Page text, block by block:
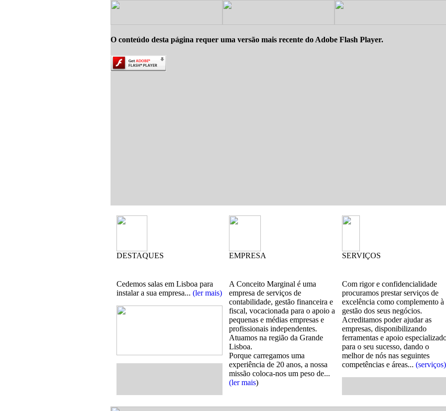
O conteúdo desta página requer uma versão mais recente do Adobe Flash Player.
DESTAQUES EMPRESA SERVIÇOS
Cedemos salas em Lisboa para
instalar a sua empresa... (ler mais)
A Conceito Marginal é uma
empresa de serviços de
contabilidade, gestão financeira e
fiscal, vocacionada para o apoio a
pequenas e médias empresas e
profissionais independentes.
Atuamos na região da Grande
Lisboa.
Porque carregamos uma
experiência de 20 anos, a nossa
missão coloca-nos um peso de...
(ler mais)
Com rigor e confidencialidade
procuramos prestar serviços de
excelência como complemento à
gestão dos seus negócios.
Acreditamos poder ajudar as
empresas, disponibilizando
ferramentas e apoio
para o seu sucesso, dando o
melhor de nós nas seguintes
competências e áreas... (serviços)